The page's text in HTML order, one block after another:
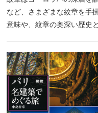
など、さまざまな紋章を手
意味や、紋章の奥深い歴史